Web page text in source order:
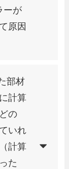
ーが
原因
部材
計算
の
いれ
計算
た